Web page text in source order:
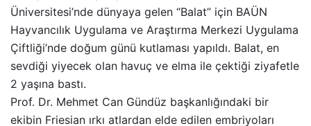
Üniversitesi’nde dünyaya gelen “Balat” için BAÜN
Hayvancılık Uygulama ve Araştırma Merkezi Uygulama
Çiftliği’nde doğum günü kutlaması yapıldı. Balat, en
sevdiği yiyecek olan havuç ve elma ile çektiği ziyafetle
2 yaşına bastı.
Prof. Dr. Mehmet Can Gündüz başkanlığındaki bir
ekibin Friesian ırkı atlardan elde edilen embriyoları